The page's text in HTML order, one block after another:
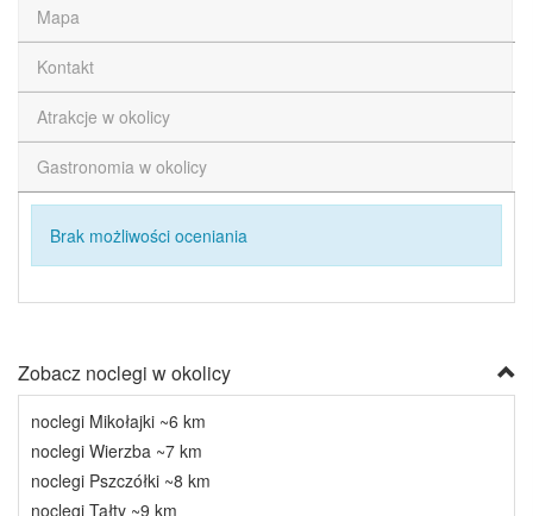
Mapa
Kontakt
Atrakcje w okolicy
Gastronomia w okolicy
Brak możliwości oceniania
Zobacz noclegi w okolicy
noclegi Mikołajki ~6 km
noclegi Wierzba ~7 km
noclegi Pszczółki ~8 km
noclegi Tałty ~9 km